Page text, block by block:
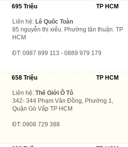
695 Triệu TP HCM
Liên hệ: Lê Quốc Toàn
85 nguyễn thị xiếu. Phường tân thuận. TP
HCM
ĐT: 0987 899 113 - 0889 979 179
658 Triệu TP HCM
Liên hệ: Thế Giới Ô Tô
342- 344 Phạm Văn Đồng, Phường 1,
Quận Gò Vấp TP HCM
ĐT: 0908 729 388